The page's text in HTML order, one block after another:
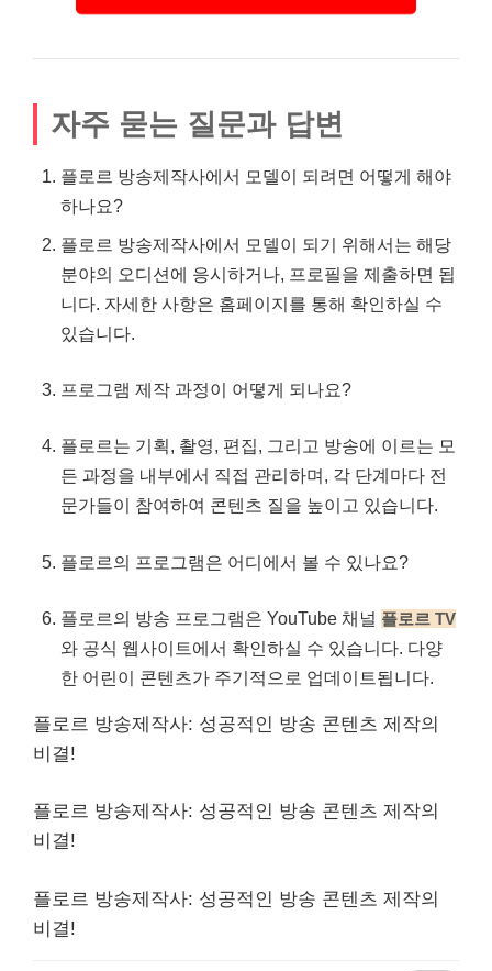
자주 묻는 질문과 답변
플로르 방송제작사에서 모델이 되려면 어떻게 해야
하나요?
플로르 방송제작사에서 모델이 되기 위해서는 해당
분야의 오디션에 응시하거나, 프로필을 제출하면 됩
니다. 자세한 사항은 홈페이지를 통해 확인하실 수
있습니다.
프로그램 제작 과정이 어떻게 되나요?
플로르는 기획, 촬영, 편집, 그리고 방송에 이르는 모
든 과정을 내부에서 직접 관리하며, 각 단계마다 전
문가들이 참여하여 콘텐츠 질을 높이고 있습니다.
플로르의 프로그램은 어디에서 볼 수 있나요?
플로르의 방송 프로그램은 YouTube 채널 플로르 TV
와 공식 웹사이트에서 확인하실 수 있습니다. 다양
한 어린이 콘텐츠가 주기적으로 업데이트됩니다.
플로르 방송제작사: 성공적인 방송 콘텐츠 제작의
비결!
플로르 방송제작사: 성공적인 방송 콘텐츠 제작의
비결!
플로르 방송제작사: 성공적인 방송 콘텐츠 제작의
비결!